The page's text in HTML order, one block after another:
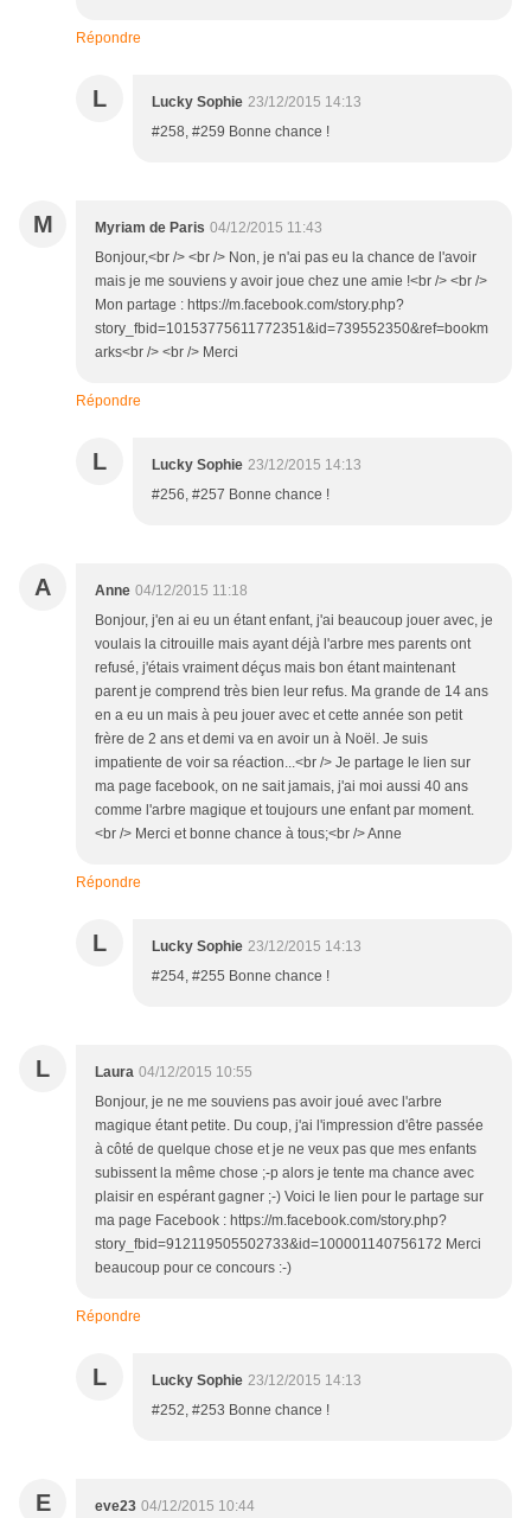
Répondre
L Lucky Sophie 23/12/2015 14:13
#258, #259 Bonne chance !
M Myriam de Paris 04/12/2015 11:43
Bonjour,<br /> <br /> Non, je n'ai pas eu la chance de l'avoir
mais je me souviens y avoir joue chez une amie !<br /> <br />
Mon partage : https://m.facebook.com/story.php?
story_fbid=10153775611772351&id=739552350&ref=bookm
arks<br /> <br /> Merci
Répondre
L Lucky Sophie 23/12/2015 14:13
#256, #257 Bonne chance !
A Anne 04/12/2015 11:18
Bonjour, j'en ai eu un étant enfant, j'ai beaucoup jouer avec, je
voulais la citrouille mais ayant déjà l'arbre mes parents ont
refusé, j'étais vraiment déçus mais bon étant maintenant
parent je comprend très bien leur refus. Ma grande de 14 ans
en a eu un mais à peu jouer avec et cette année son petit
frère de 2 ans et demi va en avoir un à Noël. Je suis
impatiente de voir sa réaction...<br /> Je partage le lien sur
ma page facebook, on ne sait jamais, j'ai moi aussi 40 ans
comme l'arbre magique et toujours une enfant par moment.
<br /> Merci et bonne chance à tous;<br /> Anne
Répondre
L Lucky Sophie 23/12/2015 14:13
#254, #255 Bonne chance !
L Laura 04/12/2015 10:55
Bonjour, je ne me souviens pas avoir joué avec l'arbre
magique étant petite. Du coup, j'ai l'impression d'être passée
à côté de quelque chose et je ne veux pas que mes enfants
subissent la même chose ;-p alors je tente ma chance avec
plaisir en espérant gagner ;-) Voici le lien pour le partage sur
ma page Facebook : https://m.facebook.com/story.php?
story_fbid=912119505502733&id=100001140756172 Merci
beaucoup pour ce concours :-)
Répondre
L Lucky Sophie 23/12/2015 14:13
#252, #253 Bonne chance !
E eve23 04/12/2015 10:44